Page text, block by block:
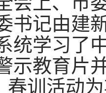
书记由建
统学习了
示教育片
春训活动